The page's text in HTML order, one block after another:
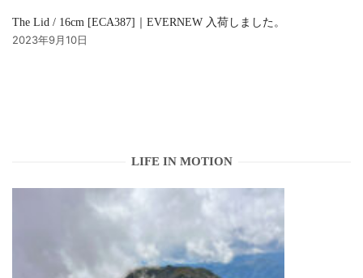
The Lid / 16cm [ECA387]｜EVERNEW 入荷しました。
2023年9月10日
LIFE IN MOTION